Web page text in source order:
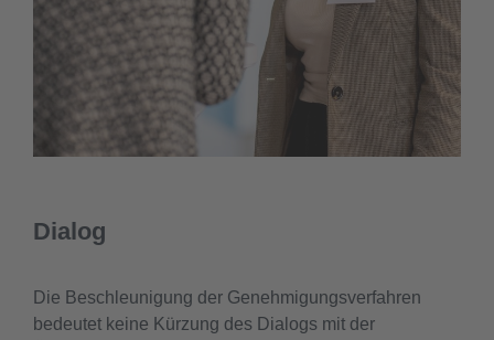
Dialog
Die Beschleunigung der Genehmigungsverfahren
bedeutet keine Kürzung des Dialogs mit der